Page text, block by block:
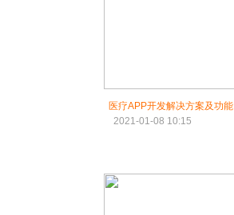
医疗APP开发解决方案及功能
2021-01-08 10:15